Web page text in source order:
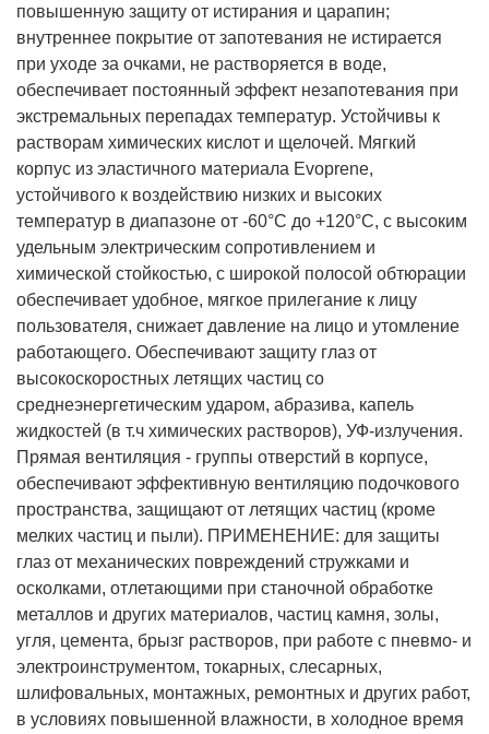
повышенную защиту от истирания и царапин;
внутреннее покрытие от запотевания не истирается
при уходе за очками, не растворяется в воде,
обеспечивает постоянный эффект незапотевания при
экстремальных перепадах температур. Устойчивы к
растворам химических кислот и щелочей. Мягкий
корпус из эластичного материала Evoprene,
устойчивого к воздействию низких и высоких
температур в диапазоне от -60°С до +120°С, с высоким
удельным электрическим сопротивлением и
химической стойкостью, с широкой полосой обтюрации
обеспечивает удобное, мягкое прилегание к лицу
пользователя, снижает давление на лицо и утомление
работающего. Обеспечивают защиту глаз от
высокоскоростных летящих частиц со
среднеэнергетическим ударом, абразива, капель
жидкостей (в т.ч химических растворов), УФ-излучения.
Прямая вентиляция - группы отверстий в корпусе,
обеспечивают эффективную вентиляцию подочкового
пространства, защищают от летящих частиц (кроме
мелких частиц и пыли). ПРИМЕНЕНИЕ: для защиты
глаз от механических повреждений стружками и
осколками, отлетающими при станочной обработке
металлов и других материалов, частиц камня, золы,
угля, цемента, брызг растворов, при работе с пневмо- и
электроинструментом, токарных, слесарных,
шлифовальных, монтажных, ремонтных и других работ,
в условиях повышенной влажности, в холодное время